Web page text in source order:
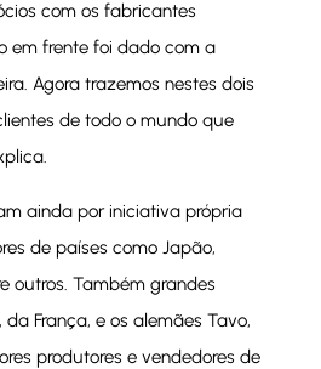
com os fabricantes
em frente foi dado com a
Agora trazemos nestes dois
de todo o mundo que
ainda por iniciativa própria
de países como Japão,
outros. Também grandes
França, e os alemães Tavo,
produtores e vendedores de